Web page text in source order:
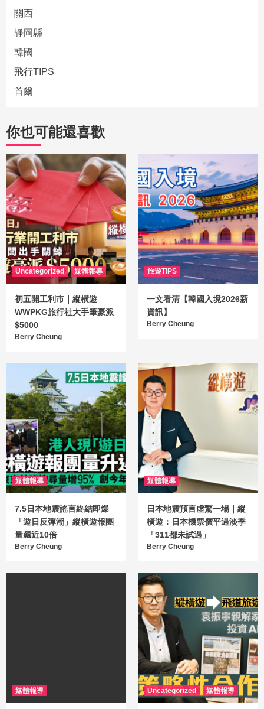
關西
靜岡縣
韓國
飛行TIPS
首爾
你也可能還喜歡
Uncategorized 媒體報導
初五開工利市｜縱橫遊
WWPKG旅行社大手筆豪派
$5000
Berry Cheung
旅遊TIPS
一文看清【韓國入境2026新
資訊】
Berry Cheung
媒體報導
7.5日本地震謠言終結即爆
「遊日反彈潮」縱橫遊報團
量飆近10倍
Berry Cheung
媒體報導
日本地震預言虛驚一場｜縱
橫遊：日本機票價平過淡季
「311都未試過」
Berry Cheung
媒體報導 Uncategorized 媒體報導